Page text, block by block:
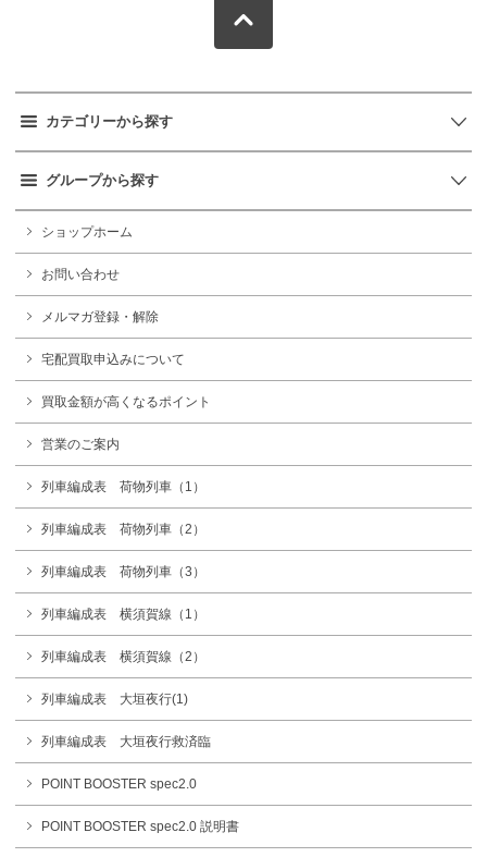
カテゴリーから探す
グループから探す
ショップホーム
お問い合わせ
メルマガ登録・解除
宅配買取申込みについて
買取金額が高くなるポイント
営業のご案内
列車編成表 荷物列車（1）
列車編成表 荷物列車（2）
列車編成表 荷物列車（3）
列車編成表 横須賀線（1）
列車編成表 横須賀線（2）
列車編成表 大垣夜行(1)
列車編成表 大垣夜行救済臨
POINT BOOSTER spec2.0
POINT BOOSTER spec2.0 説明書